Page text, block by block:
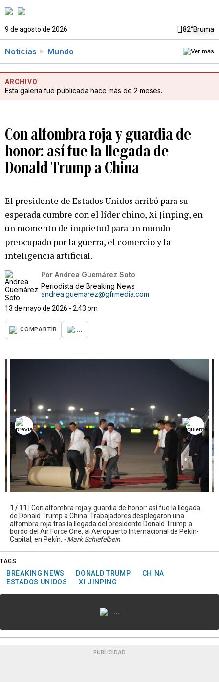
9 de agosto de 2026 82°Bruma
Noticias Mundo
ARCHIVO
Esta galeria fue publicada hace más de 2 meses.
Con alfombra roja y guardia de
honor: así fue la llegada de
Donald Trump a China
El presidente de Estados Unidos arribó para su
esperada cumbre con el líder chino, Xi Jinping, en
un momento de inquietud para un mundo
preocupado por la guerra, el comercio y la
inteligencia artificial.
Por Andrea Guemárez Soto
Periodista de Breaking News
andrea.guemarez@gfrmedia.com
13 de mayo de 2026 - 2:43 pm
COMPARTIR ...
1 / 11 | Con alfombra roja y guardia de honor: así fue la llegada
de Donald Trump a China. Trabajadores desplegaron una
alfombra roja tras la llegada del presidente Donald Trump a
bordo del Air Force One, al Aeropuerto Internacional de Pekín-
Capital, en Pekín. - Mark Schiefelbein
TAGS
BREAKING NEWS DONALD TRUMP
CHINA
ESTADOS UNIDOS
XI JINPING
...
PUBLICIDAD